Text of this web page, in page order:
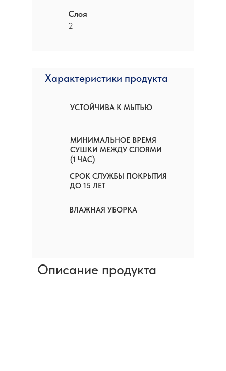
Описание продукта
Характеристики продукта
Слоя
2
УСТОЙЧИВА К МЫТЬЮ
МИНИМАЛЬНОЕ ВРЕМЯ
СУШКИ МЕЖДУ СЛОЯМИ
(1 ЧАС)
СРОК СЛУЖБЫ ПОКРЫТИЯ
ДО 15 ЛЕТ
ВЛАЖНАЯ УБОРКА